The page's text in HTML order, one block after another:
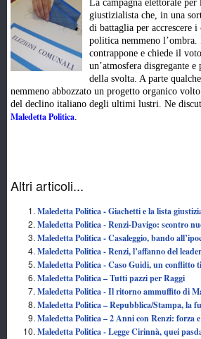
La campagna elettorale
giustizialista che, in una
di battaglia per accrescere
politica nemmeno
contrappone e chiede il
un’atmosfera disgregante
della svolta. A parte
nemmeno abbozzato un progetto organico
del declino italiano degli ultimi lustri. Ne
Maledetta Politica.
Altri articoli...
Maledetta Politica - Giachetti e la lista
Maledetta Politica - Renzi-Davigo: scontro
Maledetta Politica - Casaleggio, bando
Maledetta Politica - Renzi, l’affanno del leader
Maledetta Politica - Caso Guidi, un conflitto
Maledetta Politica – Tutti pazzi per Raggi
Maledetta Politica - Il ritorno ammuffito di
Maledetta Politica – Repubblica/Stampa, la
Maledetta Politica – 2 Anni con Renzi: forza
Maledetta Politica - Legge Cirinnà, quei